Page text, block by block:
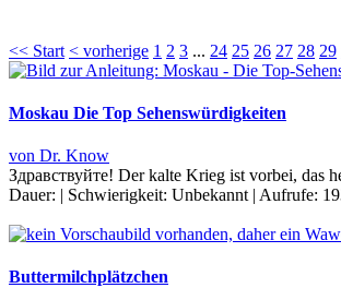
<< Start < vorherige 1 2 3 ... 24 25 26 27 28 29
Moskau Die Top Sehenswürdigkeiten
von Dr. Know
Здравствуйте! Der kalte Krieg ist vorbei, das
Dauer: | Schwierigkeit: Unbekannt | Aufrufe:
Buttermilchplätzchen